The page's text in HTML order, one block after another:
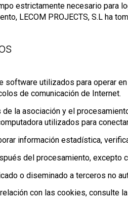
estrictamente necesario
LECOM PROJECTS, S.L ha
utilizados para operar
de comunicación de Internet.
de la asociación y el
utilizados para
información estadística,
del procesamiento,
o diseminado a terceros no
con las cookies, consulte